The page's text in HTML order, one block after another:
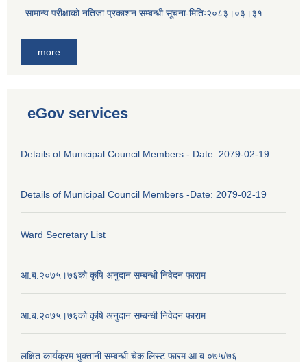
सामान्य परीक्षाको नतिजा प्रकाशन सम्बन्धी सूचना-मितिः२०८३।०३।३१
more
eGov services
Details of Municipal Council Members - Date: 2079-02-19
Details of Municipal Council Members -Date: 2079-02-19
Ward Secretary List
आ.ब.२०७५।७६को कृषि अनुदान सम्बन्धी निवेदन फाराम
आ.ब.२०७५।७६को कृषि अनुदान सम्बन्धी निवेदन फाराम
लक्षित कार्यक्रम भुक्तानी सम्बन्धी चेक लिस्ट फारम आ.ब.०७५/७६